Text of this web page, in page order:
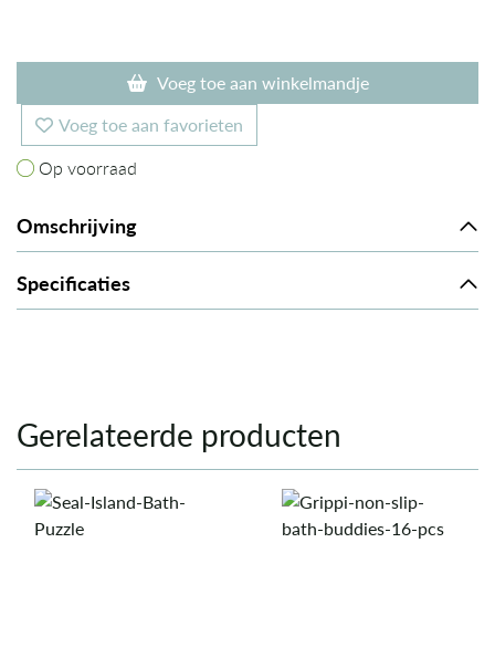
Voeg toe aan winkelmandje
Voeg toe aan favorieten
Op voorraad
Op voorraad
Omschrijving
Specificaties
Gerelateerde producten